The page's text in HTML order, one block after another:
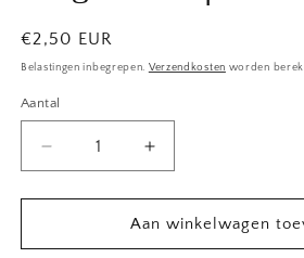
Normale
prijs
€2,50 EUR
Belastingen inbegrepen. Verzendkosten worden
Aantal
Aantal
verlagen
voor
Liefdevolle
Aantal
verhogen
voor
Kaart|
Liefdevolle
Aan winkelwagen